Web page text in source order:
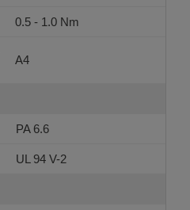
0.5 - 1.0 Nm
A4
PA 6.6
UL 94 V-2